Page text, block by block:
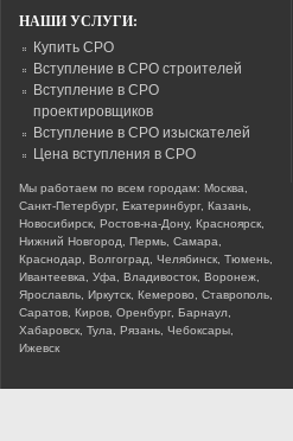
НАШИ УСЛУГИ:
Купить СРО
Вступление в СРО строителей
Вступление в СРО
проектировщиков
Вступление в СРО изыскателей
Цена вступления в СРО
Мы работаем по всем городам: Москва,
Санкт-Петербург, Екатеринбург, Казань,
Новосибирск, Ростов-на-Дону, Красноярск,
Нижний Новгород, Пермь, Самара,
Краснодар, Волгоград, Челябинск, Тюмень,
Ивантеевка, Уфа, Владивосток, Воронеж,
Ярославль, Иркутск, Кемерово, Ставрополь,
Саратов, Киров, Оренбург, Барнаул,
Хабаровск, Тула, Рязань, Чебоксары,
Ижевск